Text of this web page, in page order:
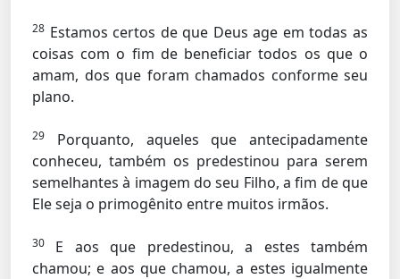
28 Estamos certos de que Deus age em todas as
coisas com o fim de beneficiar todos os que o
amam, dos que foram chamados conforme seu
plano.
29
Porquanto, aqueles que antecipadamente
conheceu, também os predestinou para serem
semelhantes à imagem do seu Filho, a fim de que
Ele seja o primogênito entre muitos irmãos.
30
E aos que predestinou, a estes também
chamou; e aos que chamou, a estes igualmente